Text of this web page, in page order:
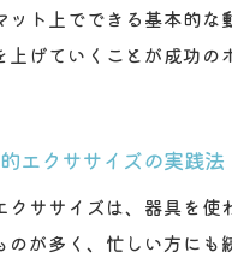
ット上でできる基本的な
上げていくことが成功の
エクササイズの実践法
クササイズは、器具を使
のが多く、忙しい方にも